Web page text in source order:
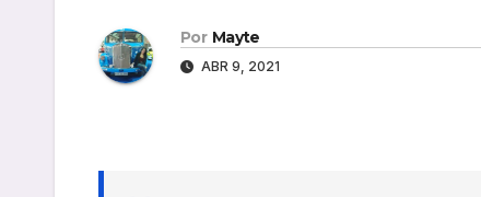
Por Mayte
ABR 9, 2021